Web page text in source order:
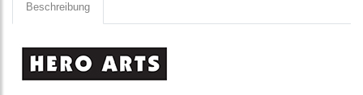
Beschreibung